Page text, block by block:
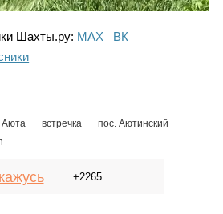
Шахты.ру: МАХ
ВК
Аюта встречка
пос. Аютинский
+2265